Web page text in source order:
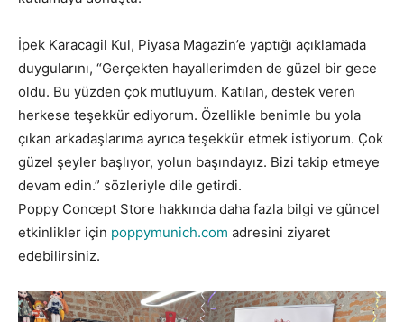
İpek Karacagil Kul, Piyasa Magazin’e yaptığı açıklamada
duygularını, “Gerçekten hayallerimden de güzel bir gece
oldu. Bu yüzden çok mutluyum. Katılan, destek veren
herkese teşekkür ediyorum. Özellikle benimle bu yola
çıkan arkadaşlarıma ayrıca teşekkür etmek istiyorum. Çok
güzel şeyler başlıyor, yolun başındayız. Bizi takip etmeye
devam edin.” sözleriyle dile getirdi.
Poppy Concept Store hakkında daha fazla bilgi ve güncel
etkinlikler için poppymunich.com adresini ziyaret
edebilirsiniz.